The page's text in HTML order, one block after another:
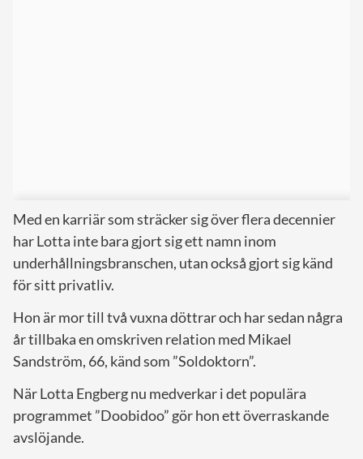
Med en karriär som sträcker sig över flera decennier
har Lotta inte bara gjort sig ett namn inom
underhållningsbranschen, utan också gjort sig känd
för sitt privatliv.
Hon är mor till två vuxna döttrar och har sedan några
år tillbaka en omskriven relation med Mikael
Sandström, 66, känd som ”Soldoktorn”.
När Lotta Engberg nu medverkar i det populära
programmet ”Doobidoo” gör hon ett överraskande
avslöjande.